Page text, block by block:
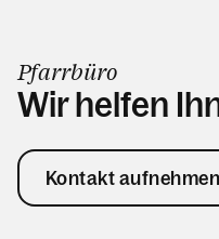
Pfarrbüro
Wir helfen
Kontakt aufnehmen